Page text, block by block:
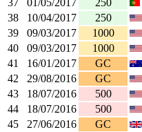
38
10/04/2017 250
39
09/03/2017 1000
40
09/03/2017 1000
41
16/01/2017 GC
42
29/08/2016 GC
43
18/07/2016 500
44
18/07/2016 500
45
27/06/2016 GC